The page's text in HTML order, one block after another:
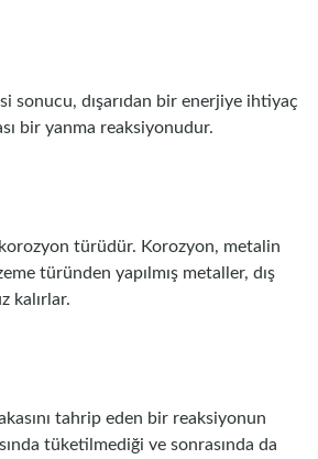
sonucu, dışarıdan bir enerjiye ihtiyaç
bir yanma reaksiyonudur.
türüdür. Korozyon, metalin
türünden yapılmış metaller, dış
kalırlar.
tahrip eden bir reaksiyonun
tüketilmediği ve sonrasında da